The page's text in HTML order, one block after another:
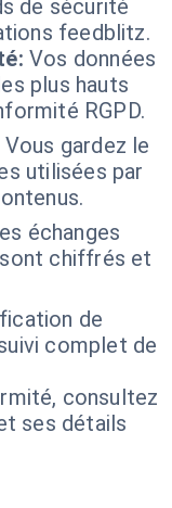
de sécurité
feedblitz.
Vos données
plus hauts
RGPD.
Vous gardez le
utilisées par
échanges
chiffrés et
de
complet de
consultez
ses détails